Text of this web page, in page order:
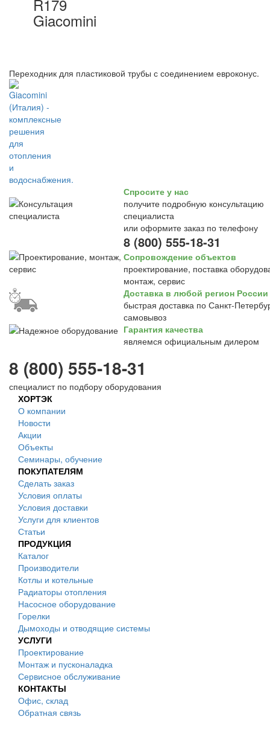
R179
Giacomini
Переходник для пластиковой трубы с соединением евроконус.
Спросите у нас
получите подробную консультацию
специалиста
или оформите заказ по телефону
8 (800) 555-18-31
Сопровождение объектов
проектирование, поставка
монтаж, сервис
Доставка в любой регион России
быстрая доставка по Санкт-
самовывоз
Гарантия качества
являемся официальным дилером
8 (800) 555-18-31
специалист по подбору оборудования
ХОРТЭК
О компании
Новости
Акции
Объекты
Семинары, обучение
ПОКУПАТЕЛЯМ
Сделать заказ
Условия оплаты
Условия доставки
Услуги для клиентов
Статьи
ПРОДУКЦИЯ
Каталог
Производители
Котлы и котельные
Радиаторы отопления
Насосное оборудование
Горелки
Дымоходы и отводящие системы
УСЛУГИ
Проектирование
Монтаж и пусконаладка
Сервисное обслуживание
КОНТАКТЫ
Офис, склад
Обратная связь